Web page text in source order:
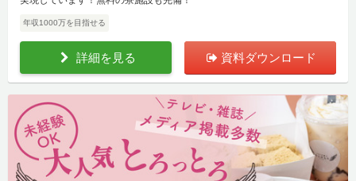
年収1000万を目指せる
詳細を見る 資料ダウンロード